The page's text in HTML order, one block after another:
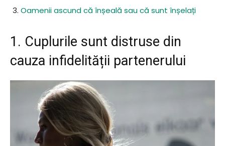
Oamenii ascund că înșeală sau că sunt înșelați
1. Cuplurile sunt distruse din
cauza infidelității partenerului